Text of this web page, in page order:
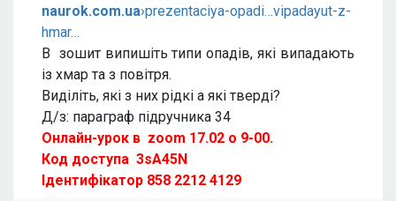
naurok.com.ua›prezentaciya-opadi…vipadayut-z-
hmar…
В зошит випишіть типи опадів, які випадають
із хмар та з повітря.
Виділіть, які з них рідкі а які тверді?
Д/з: параграф підручника 34
Онлайн-урок в zoom 17.02 о 9-00.
Код доступа 3sA45N
Ідентифікатор 858 2212 4129